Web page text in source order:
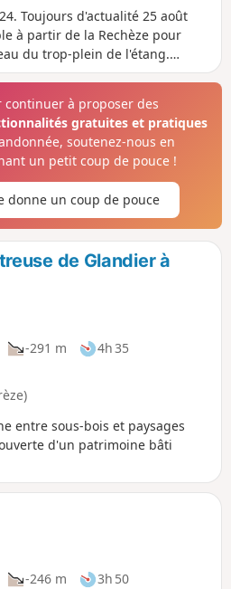
Toujours d'actualité 25 août
à partir de la Rechèze pour
du trop-plein de l'étang.
chemin fermé par arrêté
en 1219, appelée à cette
détruite pendant la
dans son état actuel par
découvrirez également
en 1457 servant de réservoir
Moines (1457).Aujourd'hui c'est
handicapées
continuer à proposer des
gratuites et pratiques
soutenez-nous en
un petit coup de pouce !
donne un coup de pouce
de Glandier à
-291 m
4h 35
entre sous-bois et paysages
d'un patrimoine bâti
-246 m
3h 50